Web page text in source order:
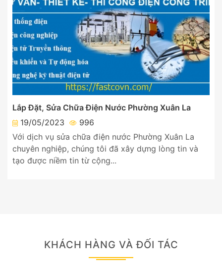
Lắp Đặt, Sửa Chữa Điện Nước Phường Xuân La
19/05/2023
996
Với dịch vụ sửa chữa điện nước Phường Xuân La
chuyên nghiệp, chúng tôi đã xây dựng lòng tin và
tạo được niềm tin từ cộng...
KHÁCH HÀNG VÀ ĐỐI TÁC